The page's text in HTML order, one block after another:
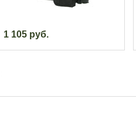
1 105 руб.